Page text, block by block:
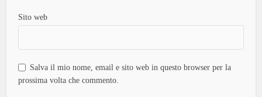
Sito web
Salva il mio nome, email e sito web in questo browser per la
prossima volta che commento.